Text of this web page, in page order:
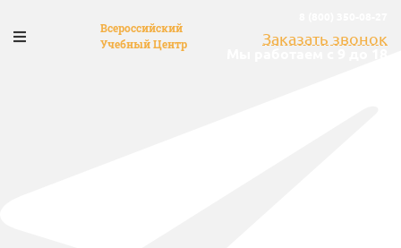
Всероссийский
Учебный Центр
Заказать звонок